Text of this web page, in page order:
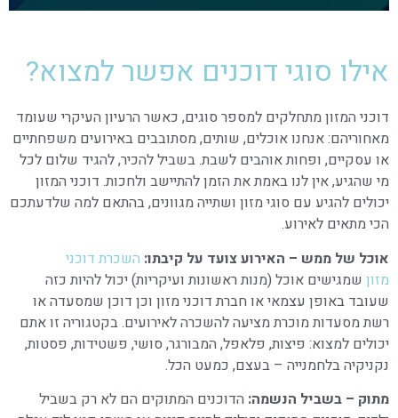
אילו סוגי דוכנים אפשר למצוא?
דוכני המזון מתחלקים למספר סוגים, כאשר הרעיון העיקרי שעומד
מאחוריהם: אנחנו אוכלים, שותים, מסתובבים באירועים משפחתיים
או עסקיים, ופחות אוהבים לשבת. בשביל להכיר, להגיד שלום לכל
מי שהגיע, אין לנו באמת את הזמן להתיישב ולחכות. דוכני המזון
יכולים להגיע עם סוגי מזון ושתייה מגוונים, בהתאם למה שלדעתכם
הכי מתאים לאירוע.
אוכל של ממש – האירוע צועד על קיבתו: השכרת דוכני
מזון שמגישים אוכל (מנות ראשונות ועיקריות) יכול להיות כזה
שעובד באופן עצמאי או חברת דוכני מזון וכן דוכן שמסעדה או
רשת מסעדות מוכרת מציעה להשכרה לאירועים. בקטגוריה זו אתם
יכולים למצוא: פיצות, פלאפל, המבורגר, סושי, פשטידות, פסטות,
נקניקיה בלחמנייה – בעצם, כמעט הכל.
מתוק – בשביל הנשמה: הדוכנים המתוקים הם לא רק בשביל